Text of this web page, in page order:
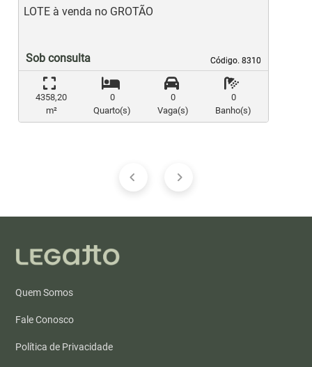
Código. 8310
Código. 8310
LOTE à venda no GROTÃO
Sob consulta
4358,20
m²
0
Quarto(s)
0
Vaga(s)
0
Banho(s)
Quem Somos
Fale Conosco
Política de Privacidade